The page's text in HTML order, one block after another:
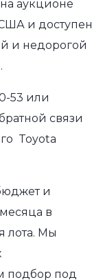
аукционе
и доступен
и недорогой
53 или
связи
Toyota
и
в
лота. Мы
подбор под